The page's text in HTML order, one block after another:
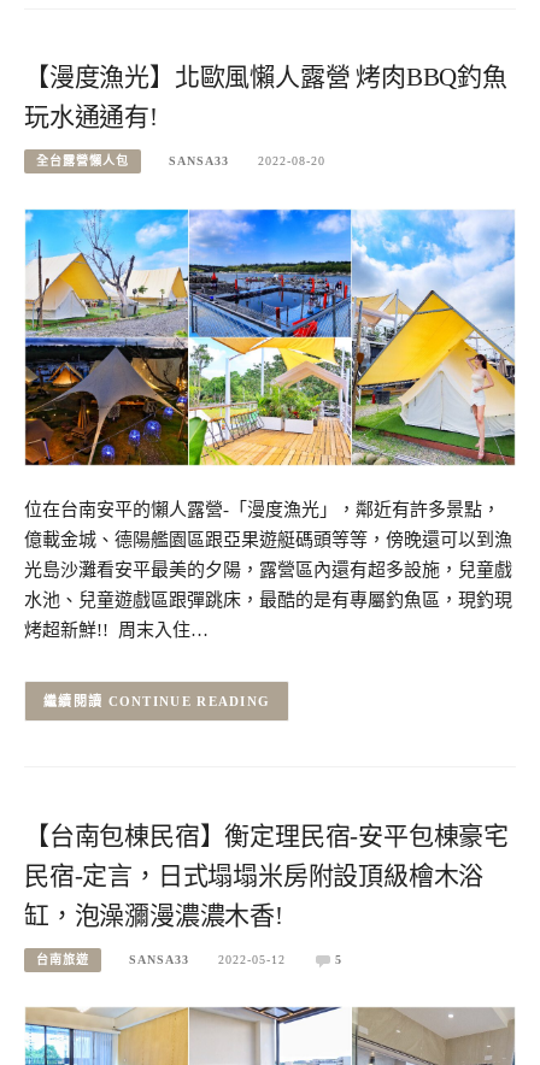
【漫度漁光】北歐風懶人露營 烤肉BBQ釣魚
玩水通通有!
全台露營懶人包 SANSA33 2022-08-20
位在台南安平的懶人露營-「漫度漁光」，鄰近有許多景點，
億載金城、德陽艦園區跟亞果遊艇碼頭等等，傍晚還可以到漁
光島沙灘看安平最美的夕陽，露營區內還有超多設施，兒童戲
水池、兒童遊戲區跟彈跳床，最酷的是有專屬釣魚區，現釣現
烤超新鮮!! 周末入住…
CONTINUE READING
【台南包棟民宿】衡定理民宿-安平包棟豪宅
民宿-定言，日式塌塌米房附設頂級檜木浴
缸，泡澡瀰漫濃濃木香!
台南旅遊 SANSA33 2022-05-12 5